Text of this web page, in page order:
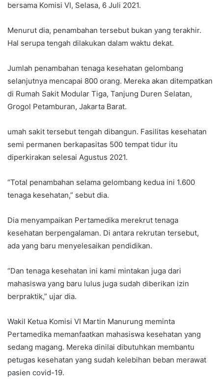
bersama Komisi VI, Selasa, 6 Juli 2021.
Menurut dia, penambahan tersebut bukan yang terakhir.
Hal serupa tengah dilakukan dalam waktu dekat.
Jumlah penambahan tenaga kesehatan gelombang
selanjutnya mencapai 800 orang. Mereka akan ditempatkan
di Rumah Sakit Modular Tiga, Tanjung Duren Selatan,
Grogol Petamburan, Jakarta Barat.
umah sakit tersebut tengah dibangun. Fasilitas kesehatan
semi permanen berkapasitas 500 tempat tidur itu
diperkirakan selesai Agustus 2021.
“Total penambahan selama gelombang kedua ini 1.600
tenaga kesehatan,” sebut dia.
Dia menyampaikan Pertamedika merekrut tenaga
kesehatan berpengalaman. Di antara rekrutan tersebut,
ada yang baru menyelesaikan pendidikan.
“Dan tenaga kesehatan ini kami mintakan juga dari
mahasiswa yang baru lulus juga sudah diberikan izin
berpraktik,” ujar dia.
Wakil Ketua Komisi VI Martin Manurung meminta
Pertamedika memanfaatkan mahasiswa kesehatan yang
sedang magang. Mereka dinilai dibutuhkan membantu
petugas kesehatan yang sudah kelebihan beban merawat
pasien covid-19.